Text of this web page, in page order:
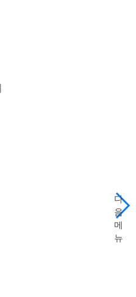
다
음
메
뉴